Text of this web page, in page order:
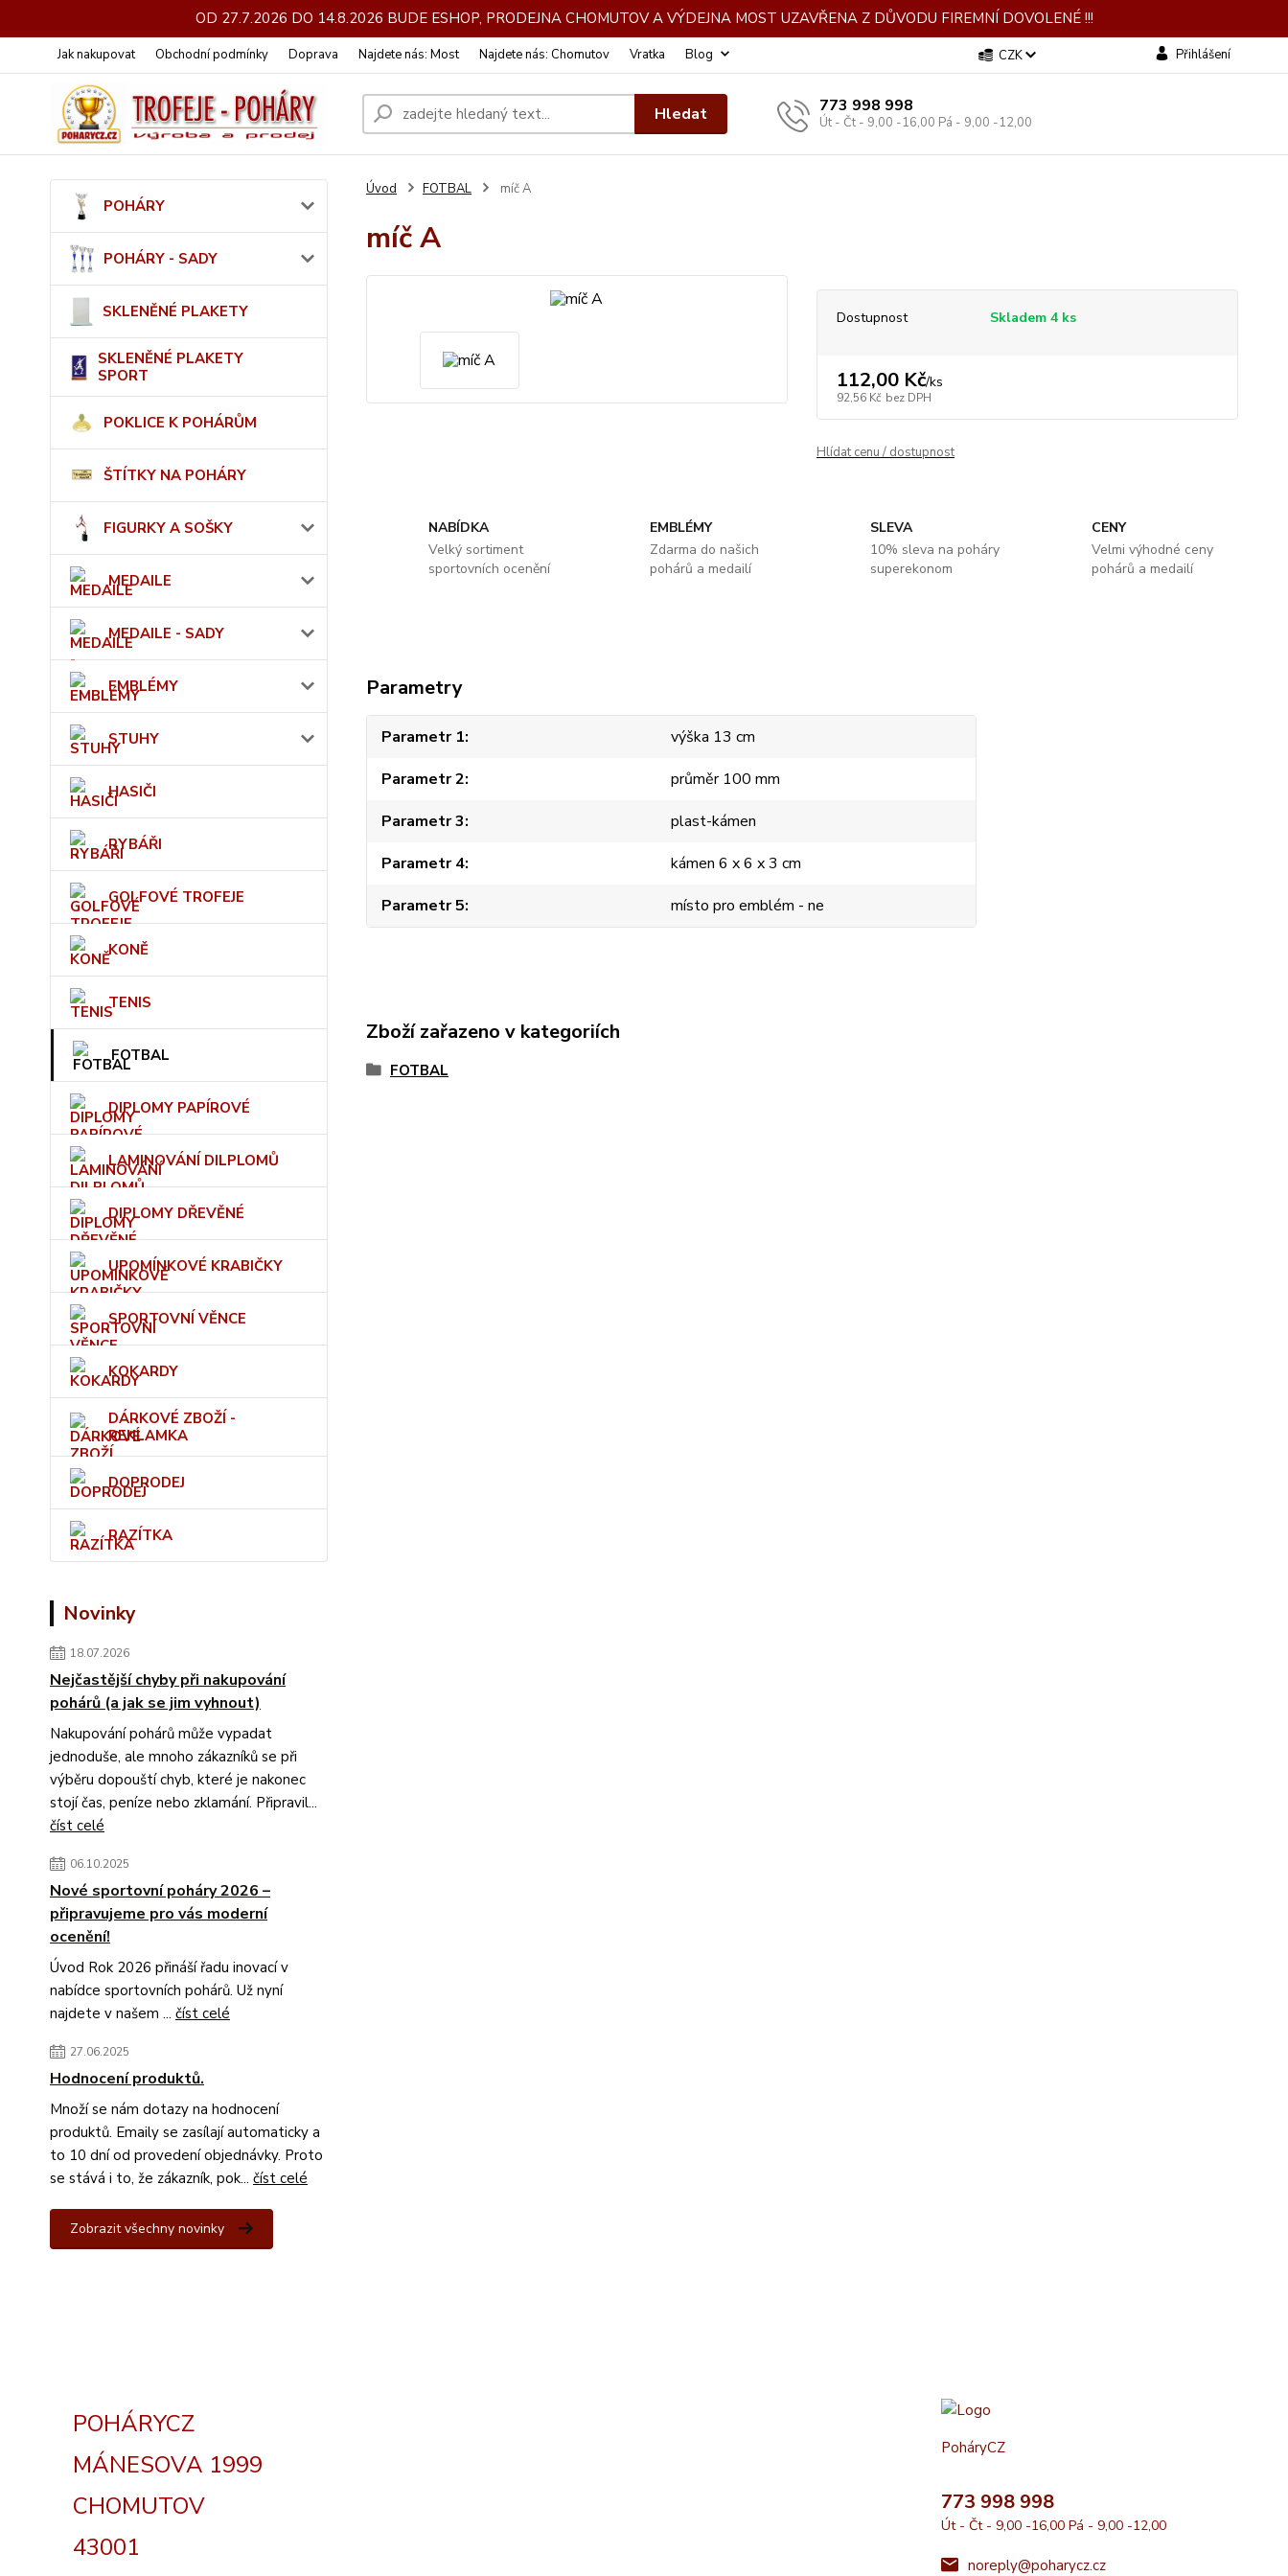
OD 27.7.2026 DO 14.8.2026 BUDE ESHOP, PRODEJNA CHOMUTOV A VÝDEJNA MOST UZAVŘENA Z DŮVODU FIREMNÍ DOVOLENÉ !!!
Jak nakupovat Obchodní podmínky Doprava Najdete nás: Most Najdete nás: Chomutov Vratka Blog CZK Přihlášení
Hledat 773 998 998
Út - Čt - 9,00 -16,00 Pá - 9,00 -12,00
POHÁRY
POHÁRY - SADY
SKLENĚNÉ PLAKETY
SKLENĚNÉ PLAKETY
SPORT
POKLICE K POHÁRŮM
ŠTÍTKY NA POHÁRY
FIGURKY A SOŠKY
MEDAILE
MEDAILE - SADY
EMBLÉMY
STUHY
HASIČI
RYBÁŘI
GOLFOVÉ TROFEJE
KONĚ
TENIS
FOTBAL
DIPLOMY PAPÍROVÉ
LAMINOVÁNÍ DILPLOMŮ
DIPLOMY DŘEVĚNÉ
UPOMÍNKOVÉ KRABIČKY
SPORTOVNÍ VĚNCE
KOKARDY
DÁRKOVÉ ZBOŽÍ -
REKLAMKA
DOPRODEJ
RAZÍTKA
Novinky
18.07.2026
Nejčastější chyby při nakupování
pohárů (a jak se jim vyhnout)
Nakupování pohárů může vypadat
jednoduše, ale mnoho zákazníků se při
výběru dopouští chyb, které je nakonec
stojí čas, peníze nebo zklamání. Připravil...
číst celé
06.10.2025
Nové sportovní poháry 2026 –
připravujeme pro vás moderní
ocenění!
Úvod Rok 2026 přináší řadu inovací v
nabídce sportovních pohárů. Už nyní
najdete v našem ... číst celé
27.06.2025
Hodnocení produktů.
Množí se nám dotazy na hodnocení
produktů. Emaily se zasílají automaticky a
to 10 dní od provedení objednávky. Proto
se stává i to, že zákazník, pok... číst celé
Zobrazit všechny novinky
Úvod FOTBAL míč A
míč A
Dostupnost Skladem 4 ks
112,00 Kč/ks
92,56 Kč bez DPH
Hlídat cenu / dostupnost
NABÍDKA
Velký sortiment
sportovních ocenění
EMBLÉMY
Zdarma do našich
pohárů a medailí
SLEVA
10% sleva na poháry
superekonom
CENY
Velmi výhodné ceny
pohárů a medailí
Parametry
Parametr 1
výška 13 cm
Parametr 2
průměr 100 mm
Parametr 3
plast-kámen
Parametr 4
kámen 6 x 6 x 3 cm
Parametr 5
místo pro emblém - ne
Zboží zařazeno v kategoriích
FOTBAL
POHÁRYCZ
MÁNESOVA 1999
CHOMUTOV
43001
PoháryCZ
773 998 998
Út - Čt - 9,00 -16,00 Pá - 9,00 -12,00
noreply@poharycz.cz